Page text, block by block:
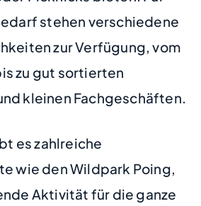
stehen verschiedene
zur Verfügung, vom
zu gut sortierten
kleinen Fachgeschäften.
es zahlreiche
wie den Wildpark Poing,
Aktivität für die ganze